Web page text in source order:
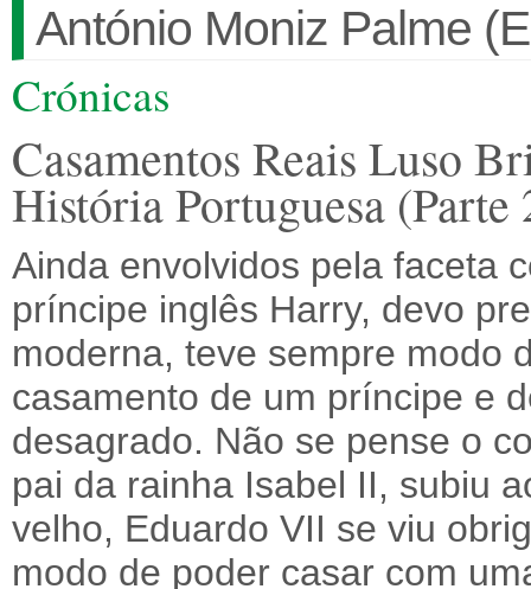
António Moniz Palme
Crónicas
Casamentos Reais Luso
História Portuguesa (Parte
Ainda envolvidos pela faceta
príncipe inglês Harry, devo
moderna, teve sempre modo
casamento de um príncipe e
desagrado. Não se pense o
pai da rainha Isabel II, subiu
velho, Eduardo VII se viu
modo de poder casar com